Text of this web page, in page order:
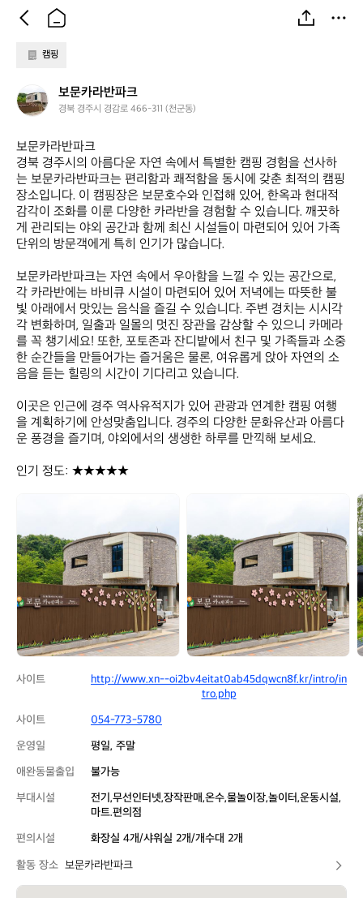
캠핑
보
문
라
반
파
크
보문카라반파크
경북 경주시 경감로 466-311 (천군동)
보문카라반파크
경북 경주시의 아름다운 자연 속에서 특별한 캠핑 경험을 선사하
는 보문카라반파크는 편리함과 쾌적함을 동시에 갖춘 최적의 캠핑
장소입니다. 이 캠핑장은 보문호수와 인접해 있어, 한옥과 현대적
감각이 조화를 이룬 다양한 카라반을 경험할 수 있습니다. 깨끗하
게 관리되는 야외 공간과 함께 최신 시설들이 마련되어 있어 가족
단위의 방문객에게 특히 인기가 많습니다.
보문카라반파크는 자연 속에서 우아함을 느낄 수 있는 공간으로,
각 카라반에는 바비큐 시설이 마련되어 있어 저녁에는 따뜻한 불
빛 아래에서 맛있는 음식을 즐길 수 있습니다. 주변 경치는 시시각
각 변화하며, 일출과 일몰의 멋진 장관을 감상할 수 있으니 카메라
를 꼭 챙기세요! 또한, 포토존과 잔디밭에서 친구 및 가족들과 소중
한 순간들을 만들어가는 즐거움은 물론, 여유롭게 앉아 자연의 소
음을 듣는 힐링의 시간이 기다리고 있습니다.
이곳은 인근에 경주 역사유적지가 있어 관광과 연계한 캠핑 여행
을 계획하기에 안성맞춤입니다. 경주의 다양한 문화유산과 아름다
운 풍경을 즐기며, 야외에서의 생생한 하루를 만끽해 보세요.
인기 정도: ★★★★★
카
라
반
파
크
카
라
반
파
크
사이트
http://www.xn--oi2bv4eitat0ab45dqwcn8f.kr/intro/in
tro.php
사이트
054-773-5780
운영일
평일, 주말
애완동물출입
불가능
부대시설
전기,무선인터넷,장작판매,온수,물놀이장,놀이터,운동시설,
마트.편의점
편의시설
화장실 4개/샤워실 2개/개수대 2개
활동 장소 보문카라반파크